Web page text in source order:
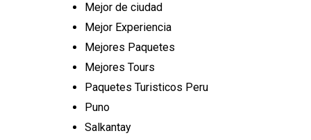
Mejor de ciudad
Mejor Experiencia
Mejores Paquetes
Mejores Tours
Paquetes Turisticos Peru
Puno
Salkantay